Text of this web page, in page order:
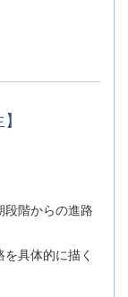
階からの進路
具体的に描く